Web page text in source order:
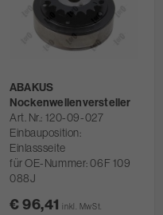
ABAKUS
Nockenwellenversteller
Art. Nr. 120-09-027
Einbauposition:
Einlassseite
für OE-Nummer: 06F 109
088J
€ 96,41inkl. MwSt.